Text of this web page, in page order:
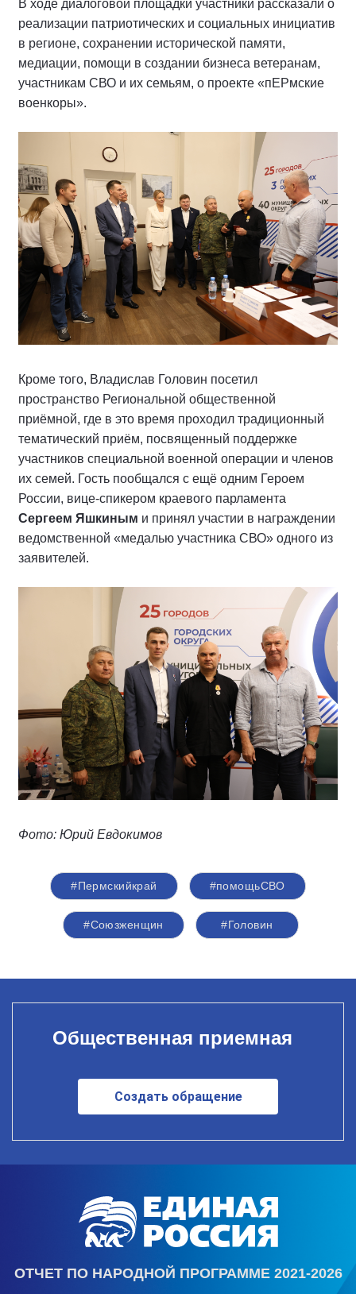
В ходе диалоговой площадки участники рассказали о
реализации патриотических и социальных инициатив
в регионе, сохранении исторической памяти,
медиации, помощи в создании бизнеса ветеранам,
участникам СВО и их семьям, о проекте «пЕРмские
военкоры».
Кроме того, Владислав Головин посетил
пространство Региональной общественной
приёмной, где в это время проходил традиционный
тематический приём, посвященный поддержке
участников специальной военной операции и членов
их семей. Гость пообщался с ещё одним Героем
России, вице-спикером краевого парламента
Сергеем Яшкиным и принял участии в награждении
ведомственной «медалью участника СВО» одного из
заявителей.
Фото: Юрий Евдокимов
#Пермскийкрай #помощьСВО
#Союзженщин #Головин
Общественная приемная
Создать обращение
ОТЧЕТ ПО НАРОДНОЙ ПРОГРАММЕ 2021-2026